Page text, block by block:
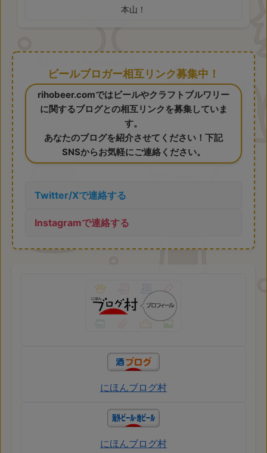
本山！
ビールブロガー相互リンク募集中！
rihobeer.comではビールやクラフトブルワリー
に関するブログとの相互リンクを募集していま
す。
あなたのブログを紹介させてください！下記
SNSからお気軽にご連絡ください。
Twitter/Xで連絡する
Instagramで連絡する
にほんブログ村
にほんブログ村